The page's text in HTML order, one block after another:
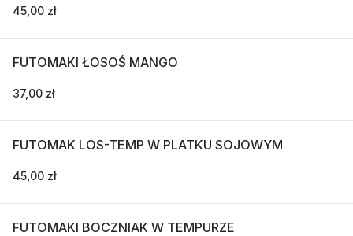
45,00 zł
FUTOMAKI ŁOSOŚ MANGO
37,00 zł
FUTOMAK LOS-TEMP W PLATKU SOJOWYM
45,00 zł
FUTOMAKI BOCZNIAK W TEMPURZE